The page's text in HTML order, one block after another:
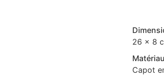
26 x 8
Capot